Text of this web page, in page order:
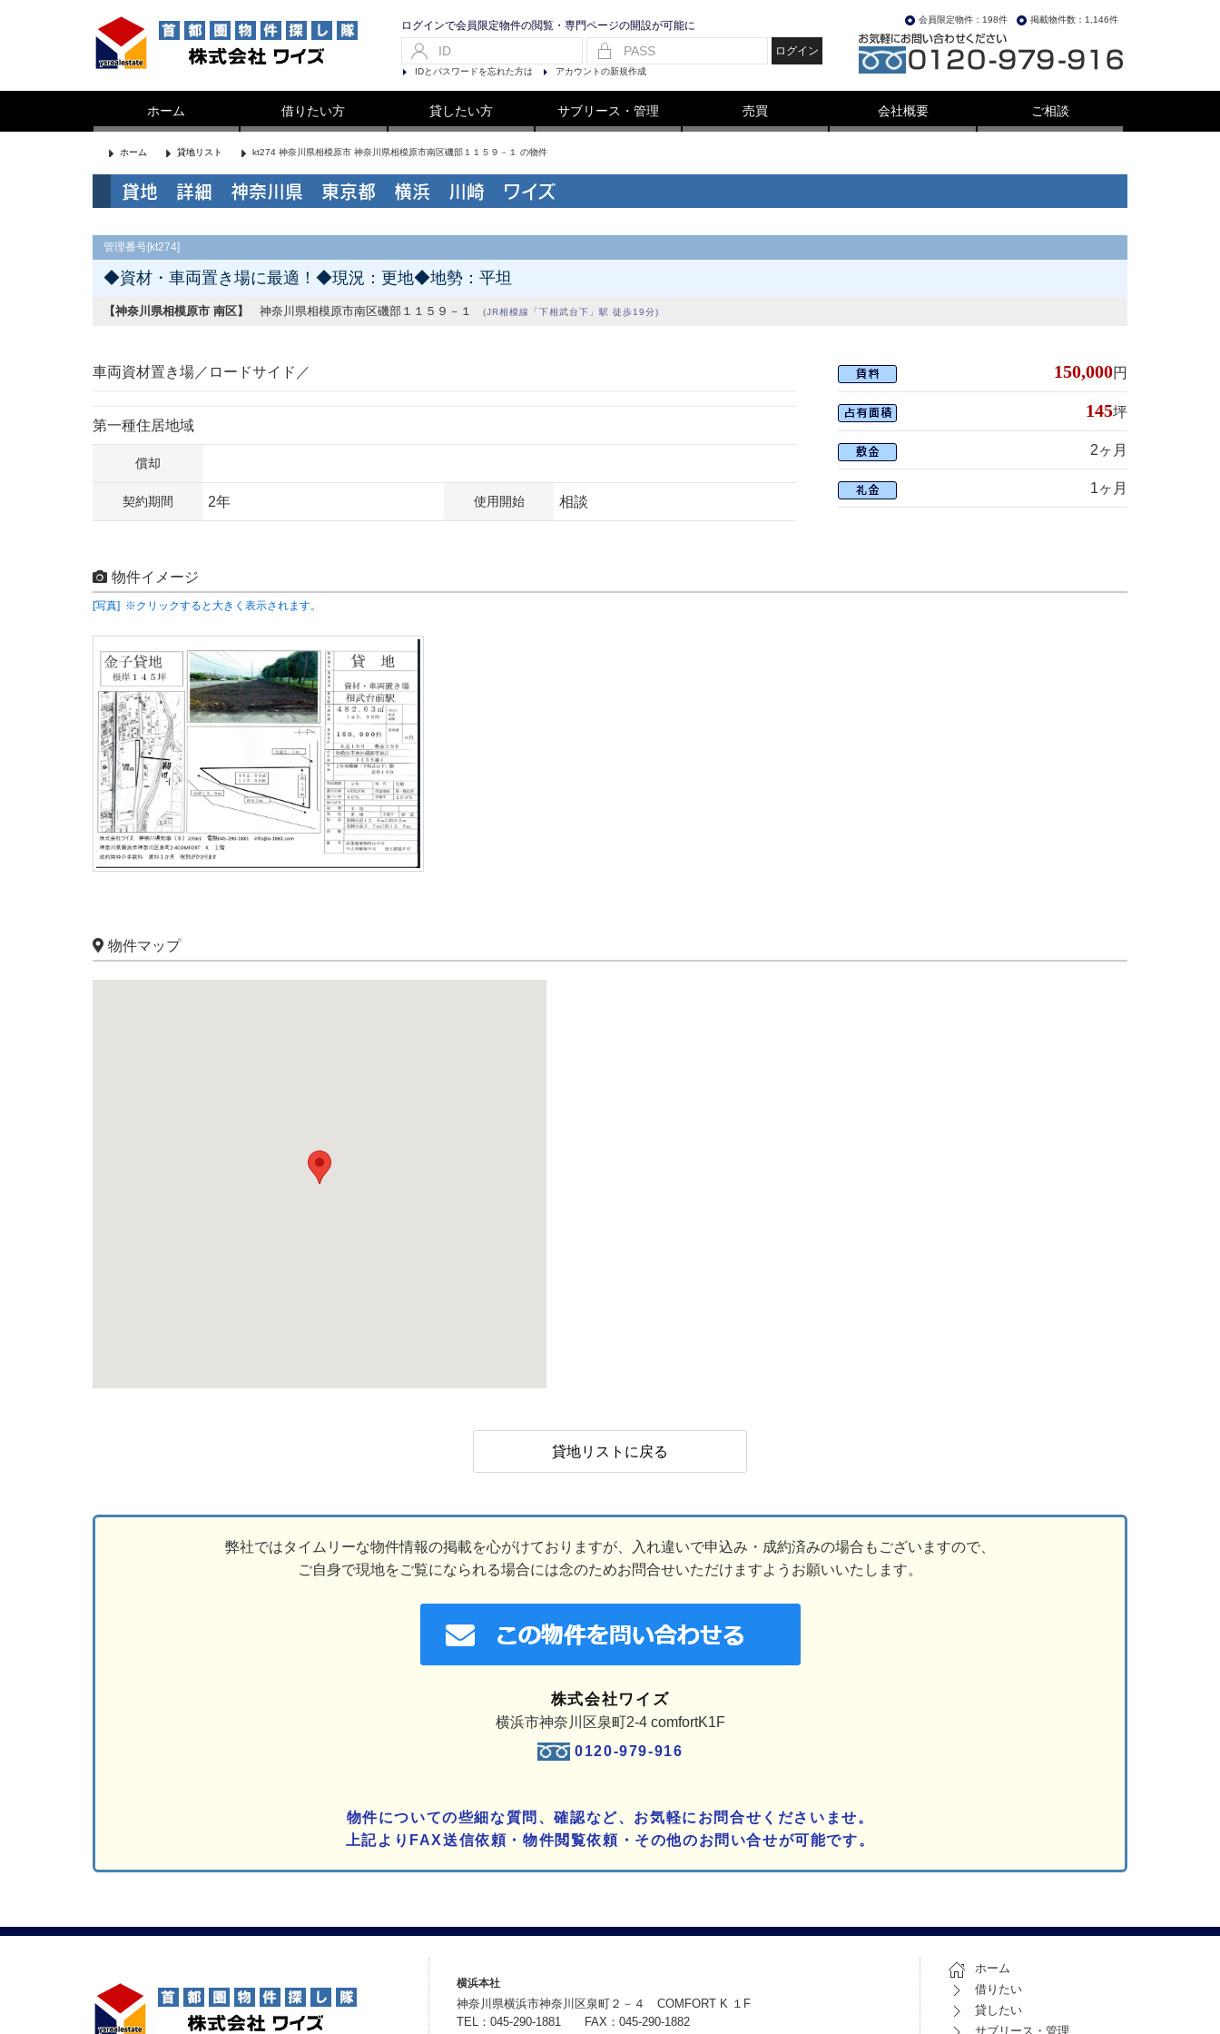
ログインで会員限定物件の閲覧・専門ページの開設が可能に
ログイン
IDとパスワードを忘れた方は アカウントの新規作成
掲載物件数：1,146件
会員限定物件：198件
ホーム 借りたい方 貸したい方 サブリース・管理 売買 会社概要 ご相談
ホーム 貸地リスト kt274 神奈川県相模原市 神奈川県相模原市南区磯部１１５９－１ の物件
貸地 詳細 神奈川県 東京都 横浜 川崎 ワイズ
管理番号[kt274]
◆資材・車両置き場に最適！◆現況：更地◆地勢：平坦
【神奈川県相模原市 南区】 神奈川県相模原市南区磯部１１５９－１ (JR相模線「下相武台下」駅 徒歩19分)
車両資材置き場／ロードサイド／
第一種住居地域
償却
契約期間 2年 使用開始 相談
150,000円
145坪
2ヶ月
1ヶ月
物件イメージ
[写真] ※クリックすると大きく表示されます。
物件マップ
貸地リストに戻る
弊社ではタイムリーな物件情報の掲載を心がけておりますが、入れ違いで申込み・成約済みの場合もございますので、
ご自身で現地をご覧になられる場合には念のためお問合せいただけますようお願いいたします。
株式会社ワイズ
横浜市神奈川区泉町2-4 comfortK1F
0120-979-916
物件についての些細な質問、確認など、お気軽にお問合せくださいませ。
上記よりFAX送信依頼・物件閲覧依頼・その他のお問い合せが可能です。
横浜本社
神奈川県横浜市神奈川区泉町２－４ COMFORT K １F
TEL：045-290-1881 FAX：045-290-1882
ホーム
借りたい
貸したい
サブリース・管理